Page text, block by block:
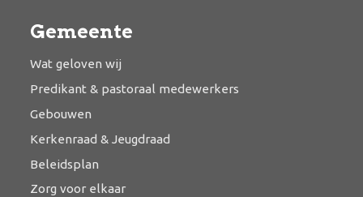
Gemeente
Wat geloven wij
Predikant & pastoraal medewerkers
Gebouwen
Kerkenraad & Jeugdraad
Beleidsplan
Zorg voor elkaar